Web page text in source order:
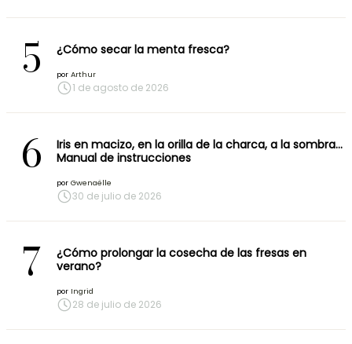
5 ¿Cómo secar la menta fresca?
por Arthur
1 de agosto de 2026
6
Iris en macizo, en la orilla de la charca, a la sombra…
Manual de instrucciones
por Gwenaëlle
30 de julio de 2026
7
¿Cómo prolongar la cosecha de las fresas en
verano?
por Ingrid
28 de julio de 2026